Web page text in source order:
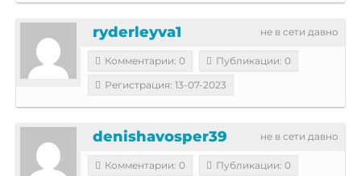
не в сети давно
ryderleyva1
Комментарии: 0
Публикации: 0
Регистрация: 13-07-2023
не в сети давно
denishavosper39
Комментарии: 0
Публикации: 0